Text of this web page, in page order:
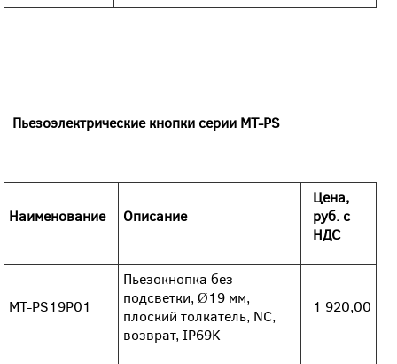
Пьезоэлектрические кнопки серии MT-PS
Наименование Описание
Цена,
руб. с
НДС
MT-PS19P01
Пьезокнопка без
подсветки, Ø19 мм,
плоский толкатель, NC,
возврат, IP69K
1 920,00